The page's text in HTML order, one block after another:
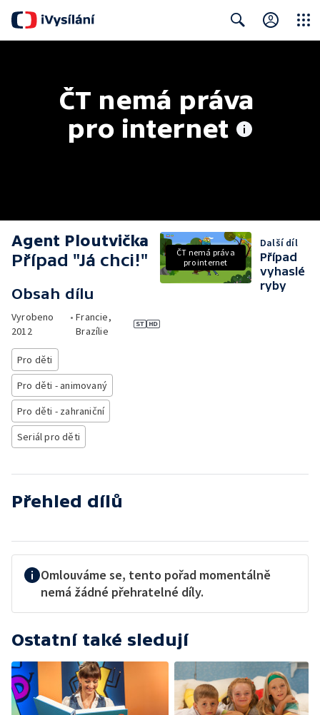
ČT nemá práva
pro internet
Agent Ploutvička
Případ "Já chci!"
Obsah dílu
Vyrobeno
2012
• Francie,
Brazílie
Pro děti
Pro děti - animovaný
Pro děti - zahraniční
Seriál pro děti
ČT nemá práva
pro internet
Další díl
Případ
vyhaslé
ryby
Přehled dílů
Omlouváme se, tento pořad momentálně
nemá žádné přehratelné díly.
Ostatní také sledují